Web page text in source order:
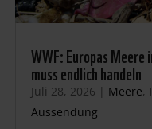
WWF: Europas Meere
muss endlich handeln
Juli 28, 2026 | Meere,
Aussendung